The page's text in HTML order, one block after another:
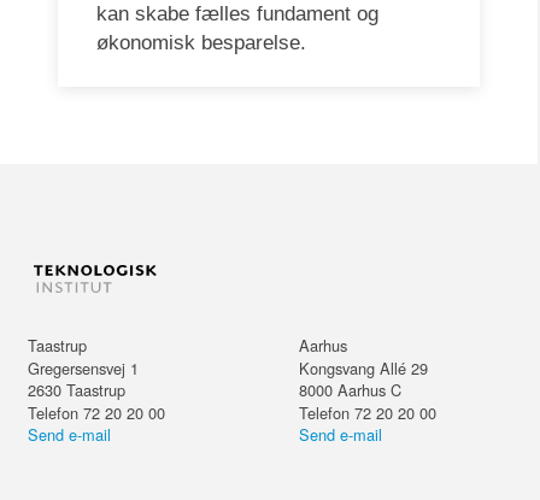
kan skabe fælles fundament og
økonomisk besparelse.
Taastrup
Gregersensvej 1
2630 Taastrup
Telefon 72 20 20 00
Send e-mail
Aarhus
Kongsvang Allé 29
8000 Aarhus C
Telefon 72 20 20 00
Send e-mail